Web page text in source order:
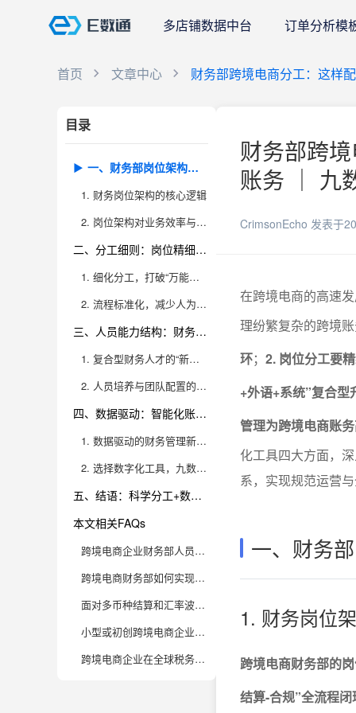
多店铺数据中台 订单分析模
首页 文章中心 财务部跨境电商分工：这样
目录
一、财务部岗位架构：建立“账务-税务-结算-合规”闭环
1. 财务岗位架构的核心逻辑
2. 岗位架构对业务效率与风险防控的关键作用
二、分工细则：岗位精细化&流程标准化落地
1. 细化分工，打破“万能会计”局限
2. 流程标准化，减少人为失误与系统割裂
三、人员能力结构：财务、外语、系统复合型升级
1. 复合型财务人才的“新三能”
2. 人员培养与团队配置的实操建议
四、数据驱动：智能化账务管理与数字化工具的价值
1. 数据驱动的财务管理新范式
2. 选择数字化工具，九数云BI助力高成长型企业
五、结语：科学分工+数据驱动，打造高效跨境电商财务部
本文相关FAQs
跨境电商企业财务部人员要怎么分工，才能高效处理复杂的跨境账务？
跨境电商财务部如何实现平台对账的自动化与高效管理？
面对多币种结算和汇率波动，财务人员如何规避风险并优化账务处理？
小型或初创跨境电商企业，财务部人手有限，如何兼顾效率与合规？
跨境电商企业在全球税务合规方面有哪些容易被忽视的坑？
财务部跨
账务 ｜ 九
CrimsonEcho 发表于
在跨境电商的高速
理纷繁复杂的跨境
环； 2. 岗位分工要
+外语+系统”复合
管理为跨境电商账
化工具四大方面，
系，实现规范运营
一、财务
1. 财务岗位
跨境电商财务部的
结算-合规”全流程闭